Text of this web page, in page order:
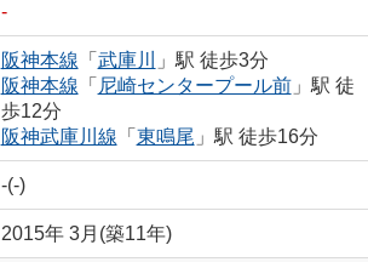
-
阪神本線 「 武庫川
」駅 徒歩3分
阪神本線 「 尼崎センタープール前」駅 徒
歩12分
阪神武庫川線 「 東鳴尾 」駅 徒歩16分
-(-)
2015年 3月(築11年)